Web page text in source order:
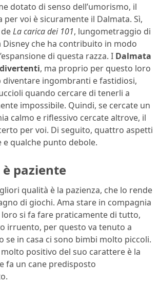
dotato di senso dell’umorismo, il
per voi è sicuramente il Dalmata. Sì,
La carica dei 101, lungometraggio di
Disney che ha contribuito in modo
di questa razza. I Dalmata
, ma proprio per questo loro
ingombranti e fastidiosi,
quando cercare di tenerli a
impossibile. Quindi, se cercate un
calmo e riflessivo cercate altrove, il
per voi. Di seguito, quattro aspetti
e qualche punto debole.
paziente
qualità è la pazienza, che lo rende
di giochi. Ama stare in compagnia
loro si fa fare praticamente di tutto,
irruento, per questo va tenuto a
se in casa ci sono bimbi molto piccoli.
positivo del suo carattere è la
fa un cane predisposto